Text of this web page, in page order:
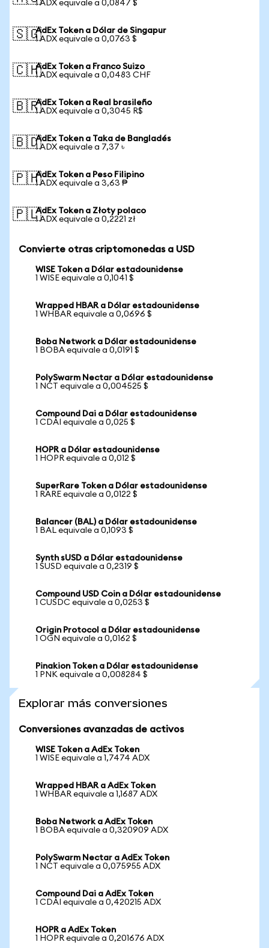
1 ADX equivale a 0,0847 $
🇸🇬AdEx Token a Dólar de Singapur
1 ADX equivale a 0,0763 $
🇨🇭AdEx Token a Franco Suizo
1 ADX equivale a 0,0483 CHF
🇧🇷AdEx Token a Real brasileño
1 ADX equivale a 0,3045 R$
🇧🇩AdEx Token a Taka de Bangladés
1 ADX equivale a 7,37 ৳
🇵🇭AdEx Token a Peso Filipino
1 ADX equivale a 3,63 ₱
🇵🇱AdEx Token a Złoty polaco
1 ADX equivale a 0,2221 zł
Convierte otras criptomonedas a USD
WISE Token a Dólar estadounidense
1 WISE equivale a 0,1041 $
Wrapped HBAR a Dólar estadounidense
1 WHBAR equivale a 0,0696 $
Boba Network a Dólar estadounidense
1 BOBA equivale a 0,0191 $
PolySwarm Nectar a Dólar estadounidense
1 NCT equivale a 0,004525 $
Compound Dai a Dólar estadounidense
1 CDAI equivale a 0,025 $
HOPR a Dólar estadounidense
1 HOPR equivale a 0,012 $
SuperRare Token a Dólar estadounidense
1 RARE equivale a 0,0122 $
Balancer (BAL) a Dólar estadounidense
1 BAL equivale a 0,1093 $
Synth sUSD a Dólar estadounidense
1 SUSD equivale a 0,2319 $
Compound USD Coin a Dólar estadounidense
1 CUSDC equivale a 0,0253 $
Origin Protocol a Dólar estadounidense
1 OGN equivale a 0,0162 $
Pinakion Token a Dólar estadounidense
1 PNK equivale a 0,008284 $
Explorar más conversiones
Conversiones avanzadas de activos
WISE Token a AdEx Token
1 WISE equivale a 1,7474 ADX
Wrapped HBAR a AdEx Token
1 WHBAR equivale a 1,1687 ADX
Boba Network a AdEx Token
1 BOBA equivale a 0,320909 ADX
PolySwarm Nectar a AdEx Token
1 NCT equivale a 0,075955 ADX
Compound Dai a AdEx Token
1 CDAI equivale a 0,420215 ADX
HOPR a AdEx Token
1 HOPR equivale a 0,201676 ADX